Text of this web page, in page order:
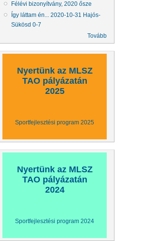
Félévi bizonyítvány, 2020 ősze
Így láttam én... 2020-10-31 Hajós-
Sükösd 0-7
Tovább
Nyertünk az MLSZ
TAO pályázatán
2025
Sportfejlesztési program 2025
Nyertünk az MLSZ
TAO pályázatán
2024
Sportfejlesztési program 2024